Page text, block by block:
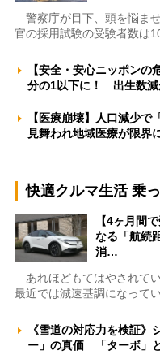
警察庁が目下、頭を悩ま
官の採用試験の受験者数は
【安全・安心ニッポン
分の1以下に！ 出生数
【医療崩壊】人口減少
見舞われ地域医療が限
快適クルマ生活 乗
【4ヶ月間
なる「航続
消…
あれほどもてはやされて
最近では減速基調になって
《雪道の対応力を検証》
ー」の真価 「ターボ」